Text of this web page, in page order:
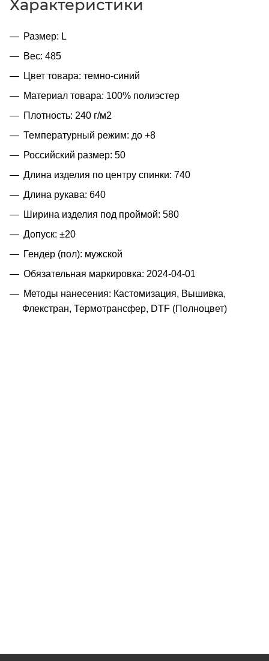
Характеристики
Размер: L
Вес: 485
Цвет товара: темно-синий
Материал товара: 100% полиэстер
Плотность: 240 г/м2
Температурный режим: до +8
Российский размер: 50
Длина изделия по центру спинки: 740
Длина рукава: 640
Ширина изделия под проймой: 580
Допуск: ±20
Гендер (пол): мужской
Обязательная маркировка: 2024-04-01
Методы нанесения: Кастомизация, Вышивка,
Флекстран, Термотрансфер, DTF (Полноцвет)